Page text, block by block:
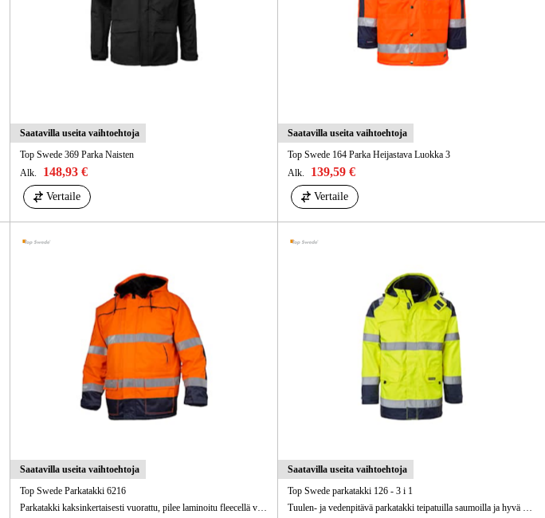
Saatavilla useita vaihtoehtoja
Top Swede 369 Parka Naisten
Alk.
148,93 €
Vertaile
Saatavilla useita vaihtoehtoja
Top Swede 164 Parka Heijastava Luokka 3
Alk.
139,59 €
Vertaile
Saatavilla useita vaihtoehtoja
Top Swede Parkatakki 6216
Parkatakki kaksinkertaisesti vuorattu, pilee laminoitu fleecellä vartalossa ja tikkivuoratut hihat.
Saatavilla useita vaihtoehtoja
Top Swede parkatakki 126 - 3 i 1
Tuulen- ja vedenpitävä parkatakki teipatuilla saumoilla ja hyvä hengittävyys.